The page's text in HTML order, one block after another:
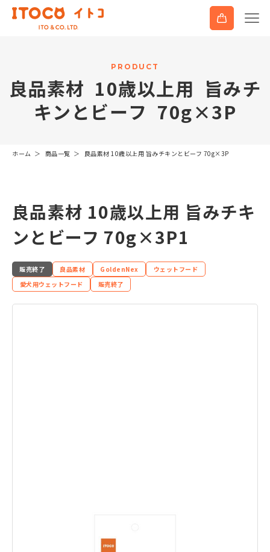
P R O D U C T
良品素材 10歳以上用 旨みチ
キン と ビーフ 70g×3P
ホーム 商品一覧 良品素材 10歳以上用 旨みチキンとビーフ 70g×3P
良品素材 10歳以上用 旨みチキ
ンとビーフ 70g×3P1
販売終了 良品素材 GoldenNex
ウェットフード
愛犬用ウェットフード
販売終了